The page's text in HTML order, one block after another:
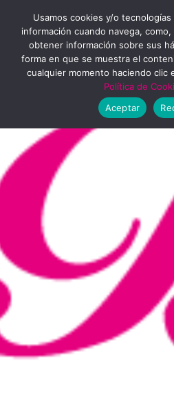
contenido
Usamos cookies y/o
información cuando navega,
obtener información sobre sus
forma en que se muestra el
cualquier momento haciendo clic
Política de
Aceptar